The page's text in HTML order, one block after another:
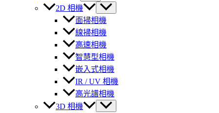
2D 相機
面掃相機
線掃相機
高速相機
智慧型相機
嵌入式相機
IR / UV 相機
高光譜相機
3D 相機